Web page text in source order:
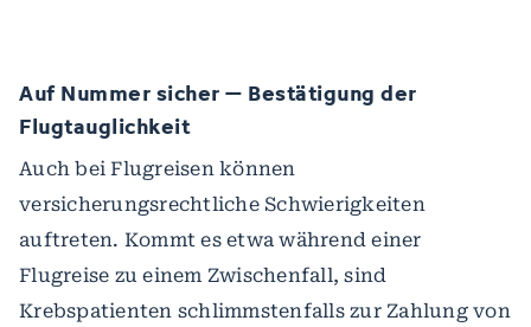
Auf Nummer sicher – Bestätigung der
Flugtauglichkeit
Auch bei Flugreisen können
versicherungsrechtliche Schwierigkeiten
auftreten. Kommt es etwa während einer
Flugreise zu einem Zwischenfall, sind
Krebspatienten schlimmstenfalls zur Zahlung von